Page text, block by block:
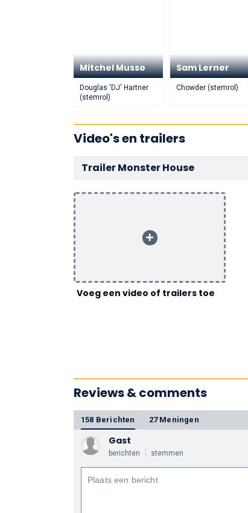
Mitchel Musso
Douglas 'DJ' Hartner
(stemrol)
Sam Lerner
Chowder (stemrol)
Video's en trailers
Trailer Monster House
Voeg een video of trailers toe
Reviews & comments
158 Berichten 27 Meningen
Gast
berichten stemmen